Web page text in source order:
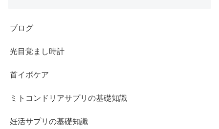
ブログ
光目覚まし時計
首イボケア
ミトコンドリアサプリの基礎知識
妊活サプリの基礎知識